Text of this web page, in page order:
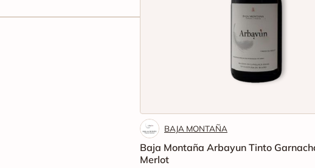
BAJA MONTAÑA
Baja Montaña Arbayun Tinto
Merlot